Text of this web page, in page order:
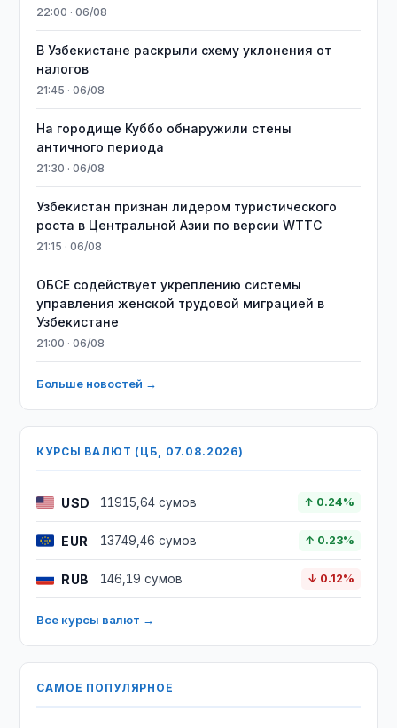
22:00 · 06/08
В Узбекистане раскрыли схему уклонения от
налогов
21:45 · 06/08
На городище Куббо обнаружили стены
античного периода
21:30 · 06/08
Узбекистан признан лидером туристического
роста в Центральной Азии по версии WTTC
21:15 · 06/08
ОБСЕ содействует укреплению системы
управления женской трудовой миграцией в
Узбекистане
21:00 · 06/08
Больше новостей →
КУРСЫ ВАЛЮТ (ЦБ, 07.08.2026)
USD 11915,64 сумов ↑ 0.24%
EUR 13749,46 сумов ↑ 0.23%
RUB 146,19 сумов ↓ 0.12%
Все курсы валют →
САМОЕ ПОПУЛЯРНОЕ